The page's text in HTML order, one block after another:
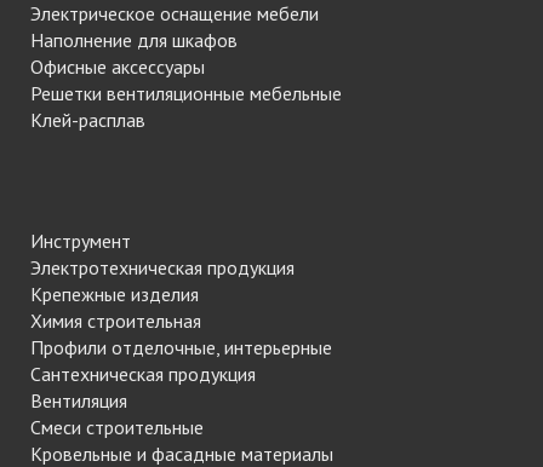
Электрическое оснащение мебели
Наполнение для шкафов
Офисные аксессуары
Решетки вентиляционные мебельные
Клей-расплав
Инструмент
Электротехническая продукция
Крепежные изделия
Химия строительная
Профили отделочные, интерьерные
Сантехническая продукция
Вентиляция
Смеси строительные
Кровельные и фасадные материалы